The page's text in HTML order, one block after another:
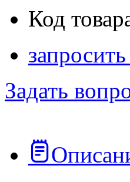
Код
Задать